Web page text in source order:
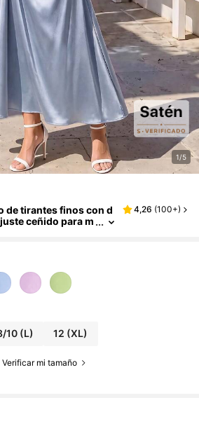
1/5
de tirantes finos con d
ceñido para m
4,26 (100+)
10(L) 12 (XL)
Verificar mi tamaño